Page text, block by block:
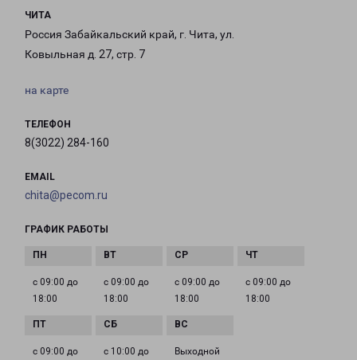
ЧИТА
Россия Забайкальский край, г. Чита, ул.
Ковыльная д. 27, стр. 7
на карте
ТЕЛЕФОН
8(3022) 284-160
EMAIL
chita@pecom.ru
ГРАФИК РАБОТЫ
с 09:00 до
18:00
с 09:00 до
18:00
с 09:00 до
18:00
с 09:00 до
18:00
с 09:00 до с 10:00 до Выходной